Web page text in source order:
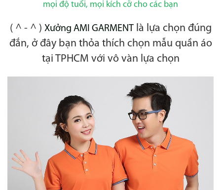
mọi độ tuổi, mọi kích cỡ cho các bạn
( ^ - ^ ) Xưởng AMI GARMENTlà lựa chọn đúng
đắn, ở đây bạn thỏa thích chọn mẫu quần áo
tại TPHCM với vô vàn lựa chọn